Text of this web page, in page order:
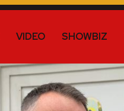
VIDEO SHOWBIZ